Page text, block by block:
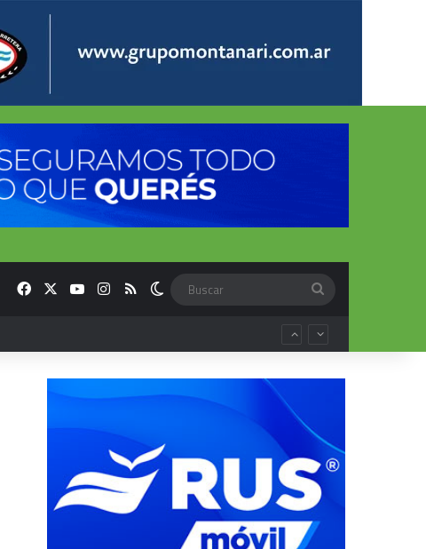
FacebookYouTubeInstagram
RSS Switch skin